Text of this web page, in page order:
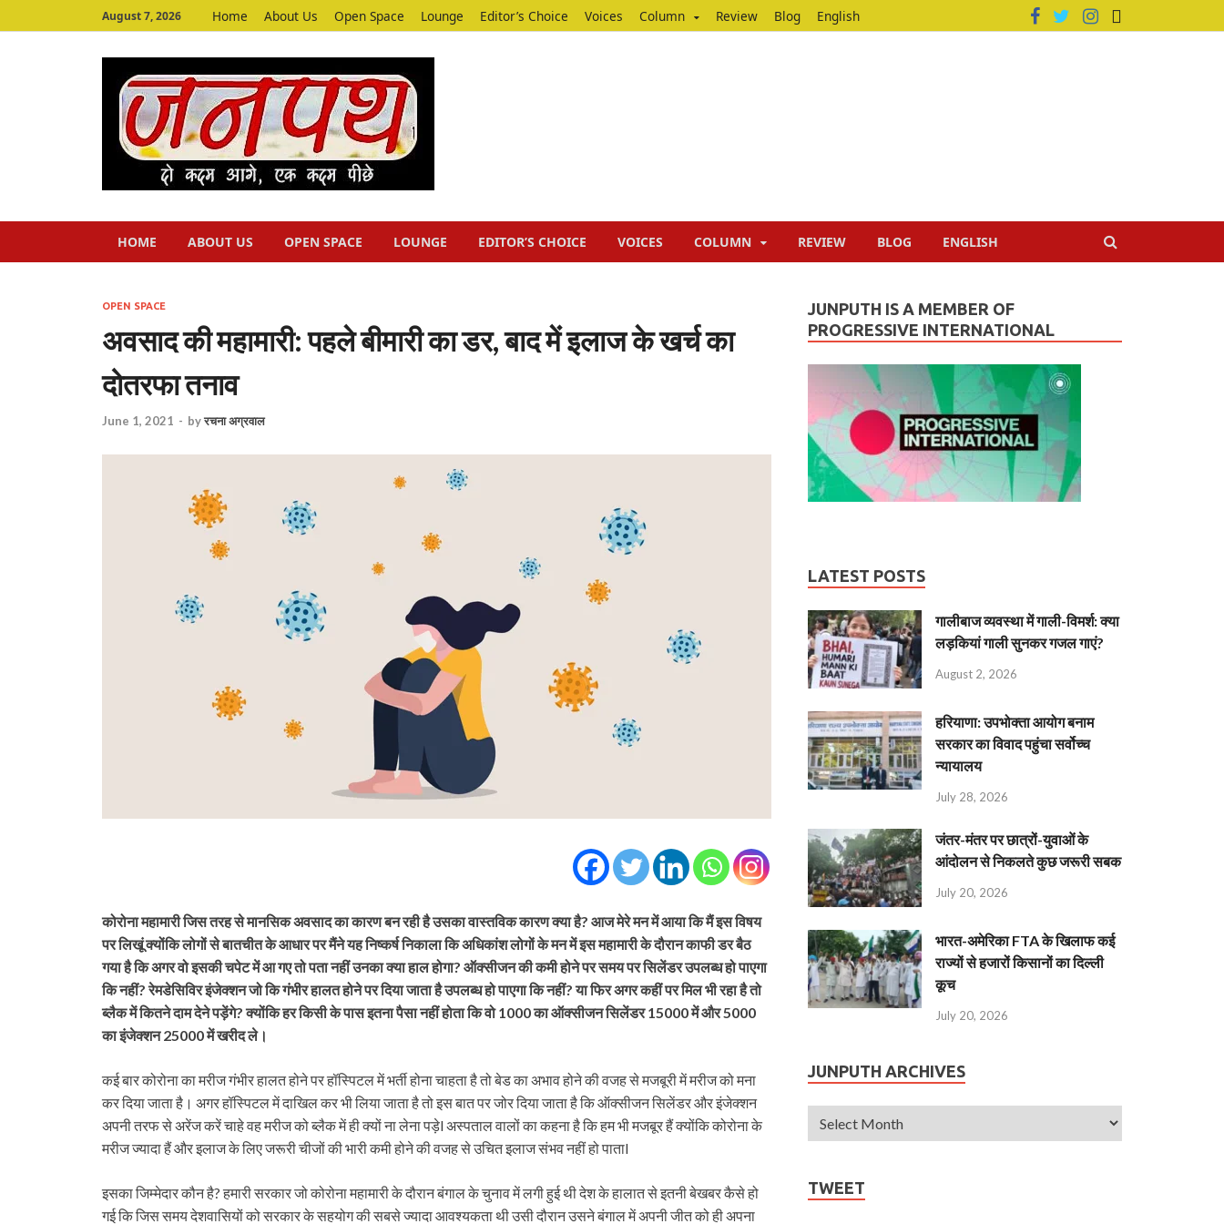
August 7, 2026 Home About Us Open Space Lounge Editor’s Choice Voices Column Review Blog English
HOME ABOUT US OPEN SPACE LOUNGE EDITOR’S CHOICE VOICES COLUMN REVIEW BLOG ENGLISH
OPEN SPACE
अवसाद की महामारी: पहले बीमारी का डर, बाद में इलाज के खर्च का
दोतरफा तनाव
June 1, 2021 - byरचना अग्रवाल
कोरोना महामारी जिस तरह से मानसिक अवसाद का कारण बन रही है उसका वास्तविक कारण क्या है? आज मेरे मन में आया कि मैं इस विषय
पर लिखूं क्योंकि लोगों से बातचीत के आधार पर मैंने यह निष्कर्ष निकाला कि अधिकांश लोगों के मन में इस महामारी के दौरान काफी डर बैठ
गया है कि अगर वो इसकी चपेट में आ गए तो पता नहीं उनका क्या हाल होगा? ऑक्सीजन की कमी होने पर समय पर सिलेंडर उपलब्ध हो पाएगा
कि नहीं? रेमडेसिविर इंजेक्शन जो कि गंभीर हालत होने पर दिया जाता है उपलब्ध हो पाएगा कि नहीं? या फिर अगर कहीं पर मिल भी रहा है तो
ब्लैक में कितने दाम देने पड़ेंगे? क्योंकि हर किसी के पास इतना पैसा नहीं होता कि वो 1000 का ऑक्सीजन सिलेंडर 15000 में और 5000
का इंजेक्शन 25000 में खरीद ले।
कई बार कोरोना का मरीज गंभीर हालत होने पर हॉस्पिटल में भर्ती होना चाहता है तो बेड का अभाव होने की वजह से मजबूरी में मरीज को मना
कर दिया जाता है। अगर हॉस्पिटल में दाखिल कर भी लिया जाता है तो इस बात पर जोर दिया जाता है कि ऑक्सीजन सिलेंडर और इंजेक्शन
अपनी तरफ से अरेंज करें चाहे वह मरीज को ब्लैक में ही क्यों ना लेना पड़ेl अस्पताल वालों का कहना है कि हम भी मजबूर हैं क्योंकि कोरोना के
मरीज ज्यादा हैं और इलाज के लिए जरूरी चीजों की भारी कमी होने की वजह से उचित इलाज संभव नहीं हो पाताl
इसका जिम्मेदार कौन है? हमारी सरकार जो कोरोना महामारी के दौरान बंगाल के चुनाव में लगी हुई थी देश के हालात से इतनी बेखबर कैसे हो
गई कि जिस समय देशवासियों को सरकार के सहयोग की सबसे ज्यादा आवश्यकता थी उसी दौरान उसने बंगाल में अपनी जीत को ही अपना
JUNPUTH IS A MEMBER OF
PROGRESSIVE INTERNATIONAL
LATEST POSTS
गालीबाज व्‍यवस्‍था में गाली-विमर्श: क्या
लड़कियां गाली सुनकर गजल गाएं?
August 2, 2026
हरियाणा: उपभोक्ता आयोग बनाम
सरकार का विवाद पहुंचा सर्वोच्च
न्यायालय
July 28, 2026
जंतर-मंतर पर छात्रों-युवाओं के
आंदोलन से निकलते कुछ जरूरी सबक
July 20, 2026
भारत-अमेरिका FTA के खिलाफ कई
राज्यों से हजारों किसानों का दिल्ली
कूच
July 20, 2026
JUNPUTH ARCHIVES
TWEET